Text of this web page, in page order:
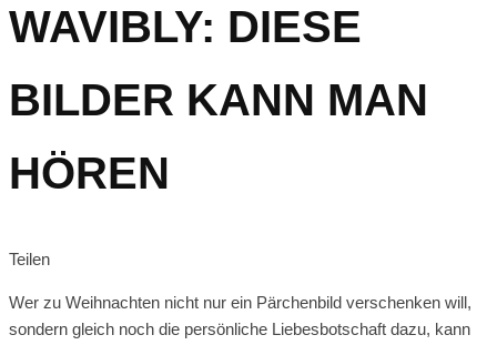
WAVIBLY: DIESE
BILDER KANN MAN
HÖREN
Teilen
Wer zu Weihnachten nicht nur ein Pärchenbild verschenken will,
sondern gleich noch die persönliche Liebesbotschaft dazu, kann